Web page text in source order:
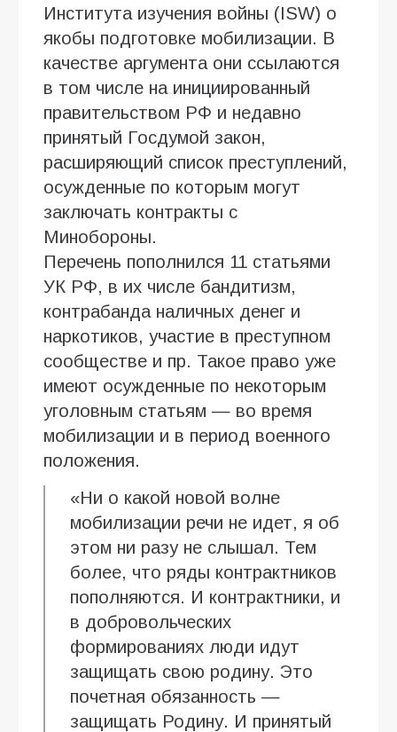
Института изучения войны (ISW) о
якобы подготовке мобилизации. В
качестве аргумента они ссылаются
в том числе на инициированный
правительством РФ и недавно
принятый Госдумой закон,
расширяющий список преступлений,
осужденные по которым могут
заключать контракты с
Минобороны.
Перечень пополнился 11 статьями
УК РФ, в их числе бандитизм,
контрабанда наличных денег и
наркотиков, участие в преступном
сообществе и пр. Такое право уже
имеют осужденные по некоторым
уголовным статьям — во время
мобилизации и в период военного
положения.
«Ни о какой новой волне
мобилизации речи не идет, я об
этом ни разу не слышал. Тем
более, что ряды контрактников
пополняются. И контрактники, и
в добровольческих
формированиях люди идут
защищать свою родину. Это
почетная обязанность —
защищать Родину. И принятый